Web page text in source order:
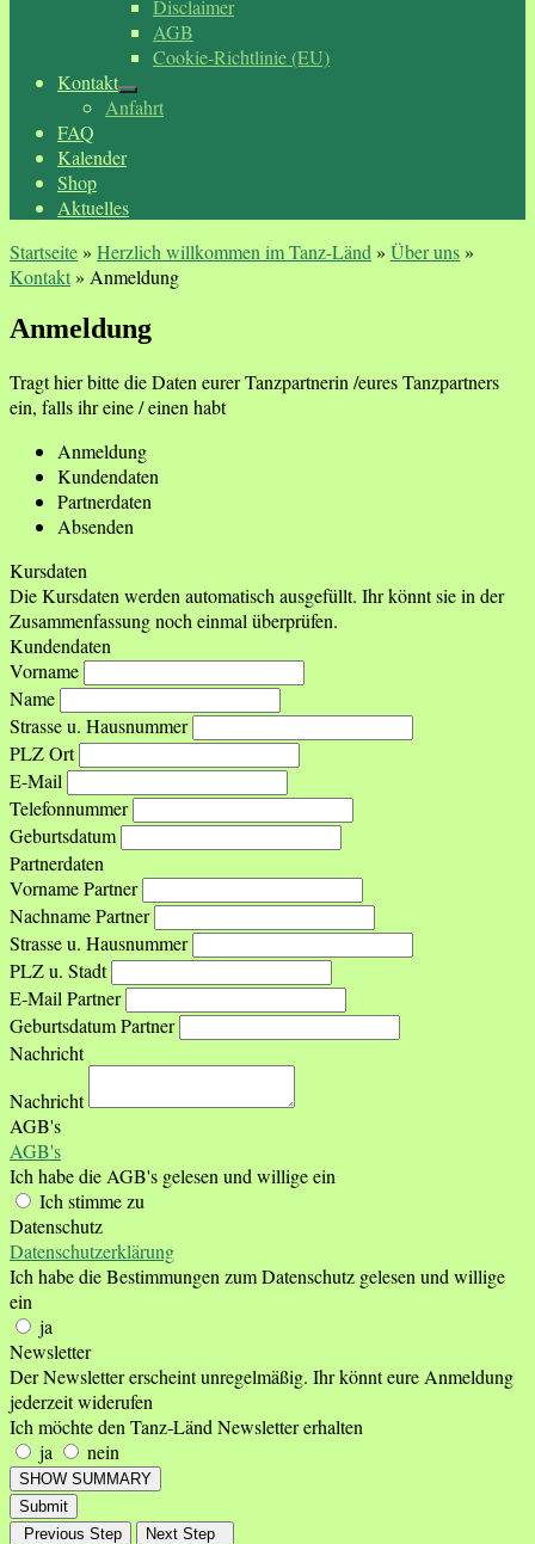
Disclaimer
AGB
Cookie-Richtlinie (EU)
Kontakt
Anfahrt
FAQ
Kalender
Shop
Aktuelles
Startseite» Herzlich willkommen im Tanz-Länd » Über uns»
Kontakt» Anmeldung
Anmeldung
Tragt hier bitte die Daten eurer Tanzpartnerin /eures Tanzpartners
ein, falls ihr eine / einen habt
Anmeldung
Kundendaten
Partnerdaten
Absenden
Kursdaten
Die Kursdaten werden automatisch ausgefüllt. Ihr könnt sie in der
Zusammenfassung noch einmal überprüfen.
Kundendaten
Vorname
Name
Strasse u. Hausnummer
PLZ Ort
E-Mail
Telefonnummer
Geburtsdatum
Partnerdaten
Vorname Partner
Nachname Partner
Strasse u. Hausnummer
PLZ u. Stadt
E-Mail Partner
Geburtsdatum Partner
Nachricht
Nachricht
AGB's
AGB's
Ich habe die AGB's gelesen und willige ein
Ich stimme zu
Datenschutz
Datenschutzerklärung
Ich habe die Bestimmungen zum Datenschutz gelesen und willige
ein
ja
Newsletter
Der Newsletter erscheint unregelmäßig. Ihr könnt eure Anmeldung
jederzeit widerufen
Ich möchte den Tanz-Länd Newsletter erhalten
ja
nein
SHOW SUMMARY
Submit
Previous Step
Next Step